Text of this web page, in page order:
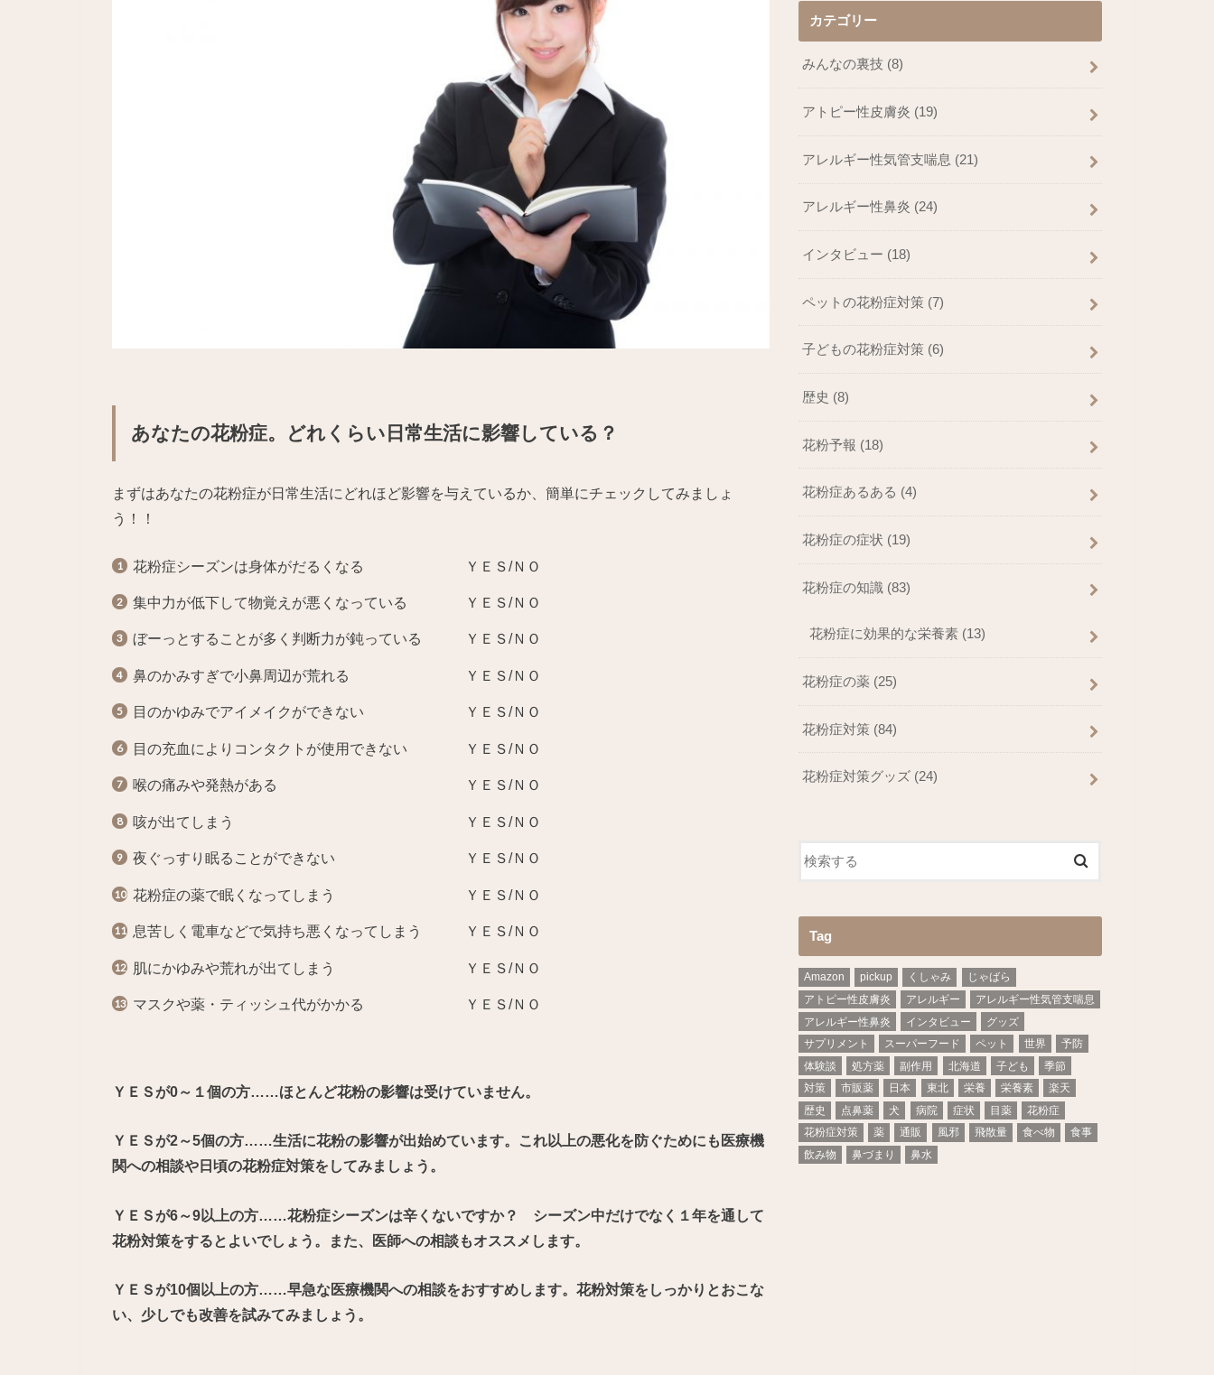
あなたの花粉症。どれくらい日常生活に影響している？
まずはあなたの花粉症が日常生活にどれほど影響を与えているか、簡単にチェックしてみましょ
う！！
花粉症シーズンは身体がだるくなる ＹＥＳ/ＮＯ
集中力が低下して物覚えが悪くなっている ＹＥＳ/ＮＯ
ぼーっとすることが多く判断力が鈍っている ＹＥＳ/ＮＯ
鼻のかみすぎで小鼻周辺が荒れる ＹＥＳ/ＮＯ
目のかゆみでアイメイクができない ＹＥＳ/ＮＯ
目の充血によりコンタクトが使用できない ＹＥＳ/ＮＯ
喉の痛みや発熱がある ＹＥＳ/ＮＯ
咳が出てしまう ＹＥＳ/ＮＯ
夜ぐっすり眠ることができない ＹＥＳ/ＮＯ
花粉症の薬で眠くなってしまう ＹＥＳ/ＮＯ
息苦しく電車などで気持ち悪くなってしまう ＹＥＳ/ＮＯ
肌にかゆみや荒れが出てしまう ＹＥＳ/ＮＯ
マスクや薬・ティッシュ代がかかる ＹＥＳ/ＮＯ
ＹＥＳが0～１個の方……ほとんど花粉の影響は受けていません。
ＹＥＳが2～5個の方……生活に花粉の影響が出始めています。これ以上の悪化を防ぐためにも医療機
関への相談や日頃の花粉症対策をしてみましょう。
ＹＥＳが6～9以上の方……花粉症シーズンは辛くないですか？ シーズン中だけでなく１年を通して
花粉対策をするとよいでしょう。また、医師への相談もオススメします。
ＹＥＳが10個以上の方……早急な医療機関への相談をおすすめします。花粉対策をしっかりとおこな
い、少しでも改善を試みてみましょう。
カテゴリー
みんなの裏技 (8)
アトピー性皮膚炎 (19)
アレルギー性気管支喘息 (21)
アレルギー性鼻炎 (24)
インタビュー (18)
ペットの花粉症対策 (7)
子どもの花粉症対策 (6)
歴史 (8)
花粉予報 (18)
花粉症あるある (4)
花粉症の症状 (19)
花粉症の知識 (83)
花粉症に効果的な栄養素 (13)
花粉症の薬 (25)
花粉症対策 (84)
花粉症対策グッズ (24)
Tag
Amazon pickup くしゃみ
じゃばら
アトピー性皮膚炎
アレルギー
アレルギー性気管支喘息
アレルギー性鼻炎
インタビュー
グッズ
サプリメント
スーパーフード ペット 世界
予防
体験談
処方薬 副作用 北海道 子ども
季節
対策
市販薬 日本 東北 栄養 栄養素
楽天
歴史
点鼻薬 犬 病院 症状 目薬
花粉症
花粉症対策
薬 通販 風邪 飛散量 食べ物
食事
飲み物
鼻づまり 鼻水